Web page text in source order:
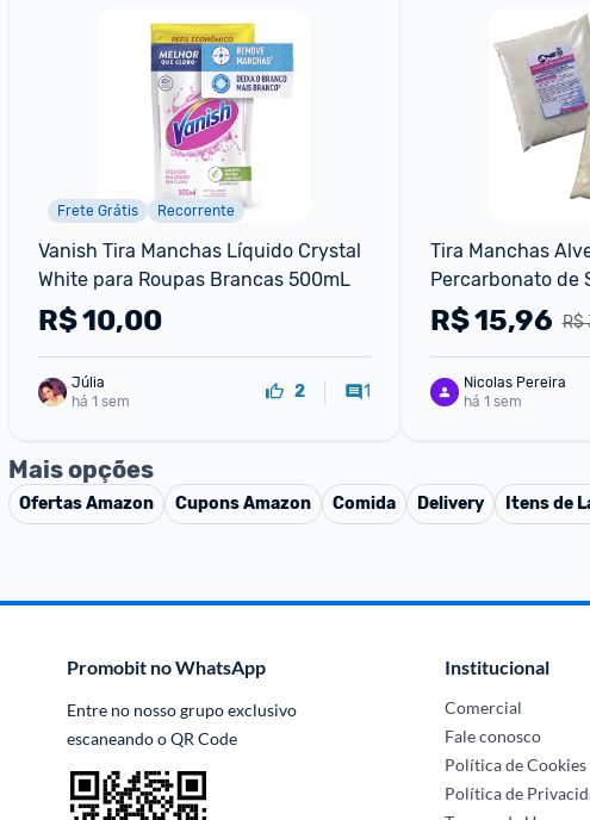
Frete Grátis Recorrente
Vanish Tira Manchas Líquido Crystal
White para Roupas Brancas 500mL
R$10,00
Júlia
há 1 sem
2 1
Tira Manchas
Percarbonato de
R$
R$15,96
Nicolas Pereira
há 1 sem
Mais opções
OfertasAmazon CuponsAmazon Comida Delivery Itens de
Promobit no WhatsApp
Entre no nosso grupo exclusivo
escaneando o QR Code
Institucional
Comercial
Fale conosco
Política de Cookies
Política de